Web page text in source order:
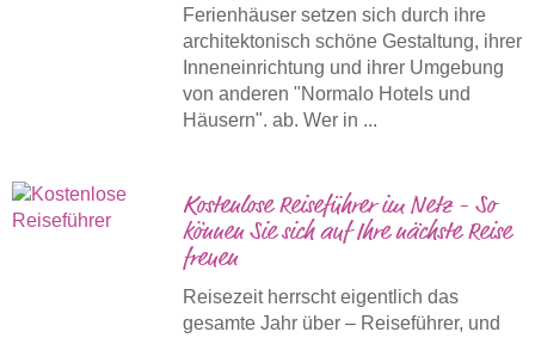
Ferienhäuser setzen sich durch ihre
architektonisch schöne Gestaltung, ihrer
Inneneinrichtung und ihrer Umgebung
von anderen "Normalo Hotels und
Häusern". ab. Wer in ...
Kostenlose Reiseführer im Netz - So
können Sie sich auf Ihre nächste Reise
freuen
Reisezeit herrscht eigentlich das
gesamte Jahr über – Reiseführer, und